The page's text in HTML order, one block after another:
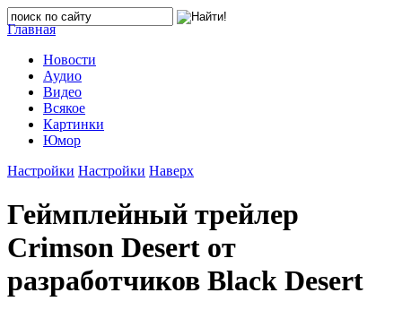
Главная
Новости
Аудио
Видео
Всякое
Картинки
Юмор
Настройки Настройки Наверх
Геймплейный трейлер
Crimson Desert от
разработчиков Black Desert